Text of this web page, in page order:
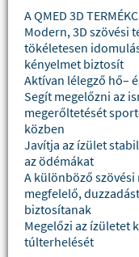
A QMED 3D
Modern, 3D szövési
tökéletesen
kényelmet biztosít
Aktívan lélegző hő–
Segít megelőzni az
megerőltetését
közben
Javítja az ízület
az ödémákat
A különböző
megfelelő,
biztosítanak
Megelőzi az ízületet
túlterhelését